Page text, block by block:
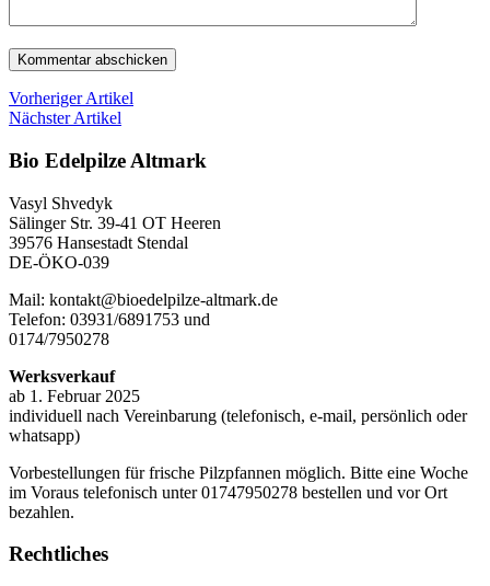
Vorheriger Artikel
Nächster Artikel
Bio Edelpilze Altmark
Vasyl Shvedyk
Sälinger Str. 39-41 OT Heeren
39576 Hansestadt Stendal
DE-ÖKO-039
Mail: kontakt@bioedelpilze-altmark.de
Telefon: 03931/6891753 und
0174/7950278
Werksverkauf
ab 1. Februar 2025
individuell nach Vereinbarung (telefonisch, e-mail, persönlich oder
whatsapp)
Vorbestellungen für frische Pilzpfannen möglich. Bitte eine Woche
im Voraus telefonisch unter 01747950278 bestellen und vor Ort
bezahlen.
Rechtliches